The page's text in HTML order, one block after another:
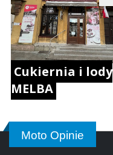
Cukiernia i lody
MELBA
Moto Opinie